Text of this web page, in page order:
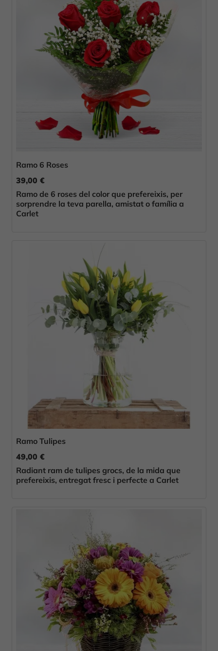
Ramo 6 Roses
39,00 €
Ramo de 6 roses del color que prefereixis, per
sorprendre la teva parella, amistat o família a
Carlet
Ramo Tulipes
49,00 €
Radiant ram de tulipes grocs, de la mida que
prefereixis, entregat fresc i perfecte a Carlet